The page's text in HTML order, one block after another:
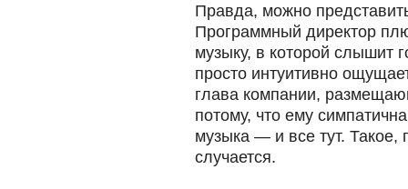
Правда, можно
Программный директор
музыку, в которой слышит
просто интуитивно
глава компании,
потому, что ему
музыка — и все тут. Такое,
случается.